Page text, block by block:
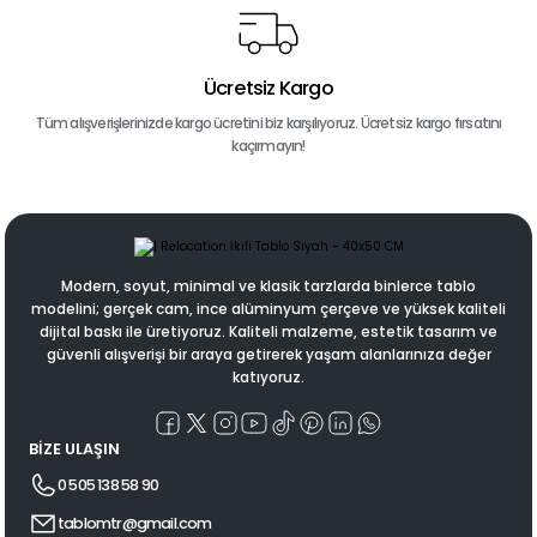
Ücretsiz Kargo
Tüm alışverişlerinizde kargo ücretini biz karşılıyoruz. Ücretsiz kargo fırsatını
kaçırmayın!
Modern, soyut, minimal ve klasik tarzlarda binlerce tablo
modelini; gerçek cam, ince alüminyum çerçeve ve yüksek kaliteli
dijital baskı ile üretiyoruz. Kaliteli malzeme, estetik tasarım ve
güvenli alışverişi bir araya getirerek yaşam alanlarınıza değer
katıyoruz.
BİZE ULAŞIN
0 505 138 58 90
tablomtr@gmail.com